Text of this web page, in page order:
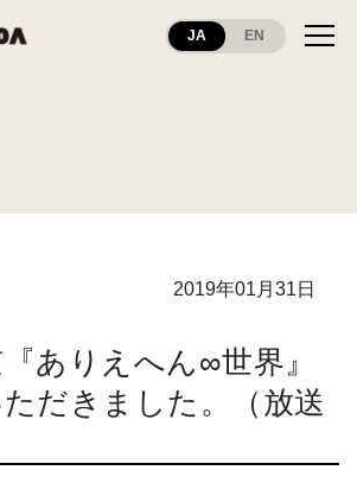
2019年01月31日
ありえへん∞世界』
だきました。（放送
JA EN